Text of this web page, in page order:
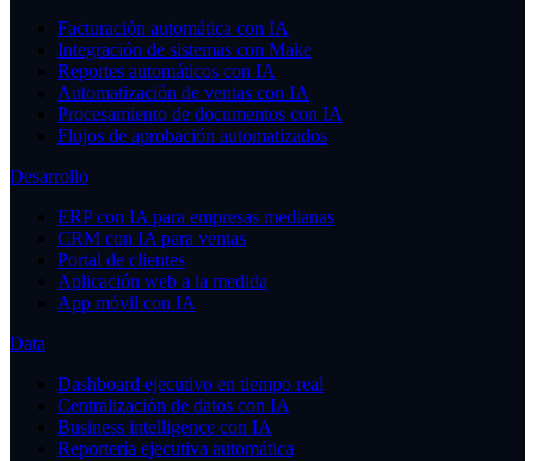
Facturación automática con IA
Integración de sistemas con Make
Reportes automáticos con IA
Automatización de ventas con IA
Procesamiento de documentos con IA
Flujos de aprobación automatizados
Desarrollo
ERP con IA para empresas medianas
CRM con IA para ventas
Portal de clientes
Aplicación web a la medida
App móvil con IA
Data
Dashboard ejecutivo en tiempo real
Centralización de datos con IA
Business intelligence con IA
Reportería ejecutiva automática